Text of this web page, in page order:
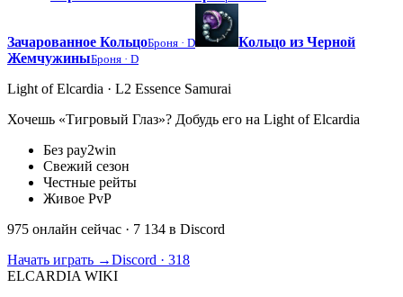
Зачарованное КольцоБроня · D
Кольцо из Черной
ЖемчужиныБроня · D
Light of Elcardia · L2 Essence Samurai
Хочешь «Тигровый Глаз»? Добудь его на Light of Elcardia
Без pay2win
Свежий сезон
Честные рейты
Живое PvP
975 онлайн сейчас · 7 134 в Discord
Начать играть →Discord · 318
ELCARDIA WIKI